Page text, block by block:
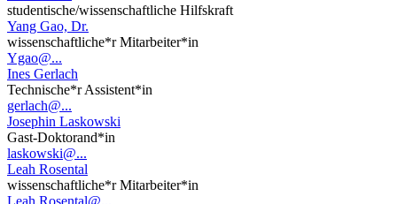
studentische/wissenschaftliche Hilfskraft
Yang Gao, Dr.
wissenschaftliche*r Mitarbeiter*in
Ygao@...
Ines Gerlach
Technische*r Assistent*in
gerlach@...
Josephin Laskowski
Gast-Doktorand*in
laskowski@...
Leah Rosental
wissenschaftliche*r Mitarbeiter*in
Leah.Rosental@...